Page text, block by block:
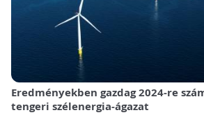
Eredményekben gazdag 2024-re
tengeri szélenergia-ágazat